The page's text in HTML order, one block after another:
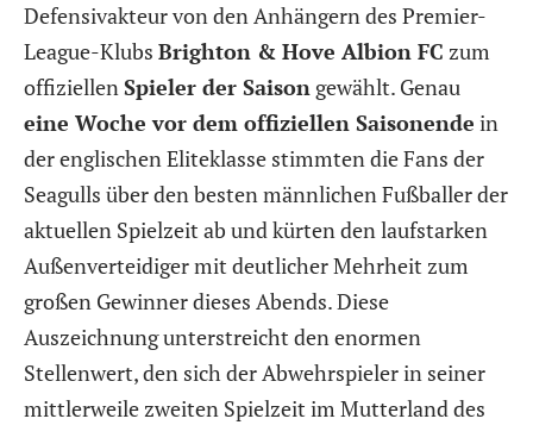
Defensivakteur von den Anhängern des Premier-
League-Klubs Brighton & Hove Albion FC zum
offiziellenSpieler der Saison gewählt. Genau
eine Woche vor dem offiziellen Saisonende in
der englischen Eliteklasse stimmten die Fans der
Seagulls über den besten männlichen Fußballer der
aktuellen Spielzeit ab und kürten den laufstarken
Außenverteidiger mit deutlicher Mehrheit zum
großen Gewinner dieses Abends. Diese
Auszeichnung unterstreicht den enormen
Stellenwert, den sich der Abwehrspieler in seiner
mittlerweile zweiten Spielzeit im Mutterland des